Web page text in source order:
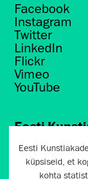
Facebook
Instagram
Twitter
LinkedIn
Flickr
Vimeo
YouTube
Eesti
Põhja
Tallinn
Eesti
küpsiseid, et
kohta